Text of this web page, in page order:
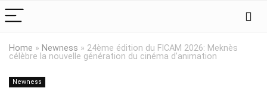
Home » Newness » 24ème édition du FICAM 2026: Meknès
célèbre la nouvelle génération du cinéma d’animation
Newness